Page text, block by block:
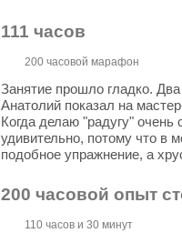
111 часов
200 часовой марафон
Занятие прошло гладко.
Анатолий показал на
Когда делаю "радугу"
удивительно, потому что в
подобное упражнение, а
200 часовой опыт
110 часов и 30 минут